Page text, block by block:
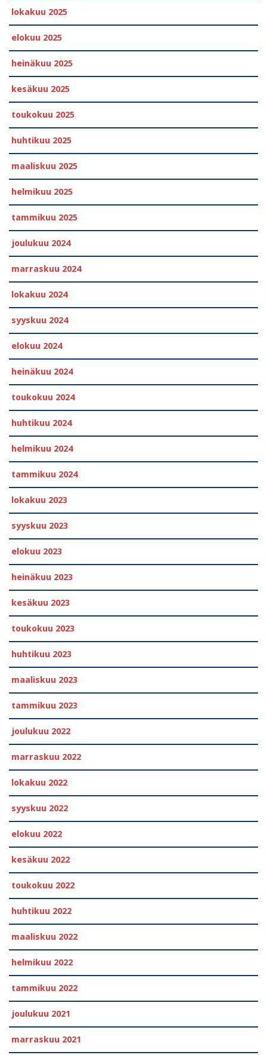
lokakuu 2025
elokuu 2025
heinäkuu 2025
kesäkuu 2025
toukokuu 2025
huhtikuu 2025
maaliskuu 2025
helmikuu 2025
tammikuu 2025
joulukuu 2024
marraskuu 2024
lokakuu 2024
syyskuu 2024
elokuu 2024
heinäkuu 2024
toukokuu 2024
huhtikuu 2024
helmikuu 2024
tammikuu 2024
lokakuu 2023
syyskuu 2023
elokuu 2023
heinäkuu 2023
kesäkuu 2023
toukokuu 2023
huhtikuu 2023
maaliskuu 2023
tammikuu 2023
joulukuu 2022
marraskuu 2022
lokakuu 2022
syyskuu 2022
elokuu 2022
kesäkuu 2022
toukokuu 2022
huhtikuu 2022
maaliskuu 2022
helmikuu 2022
tammikuu 2022
joulukuu 2021
marraskuu 2021